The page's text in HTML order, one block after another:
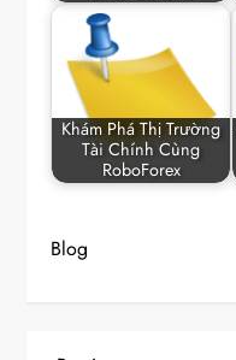
Khám Phá Thị Trường
Tài Chính Cùng
RoboForex
Blog